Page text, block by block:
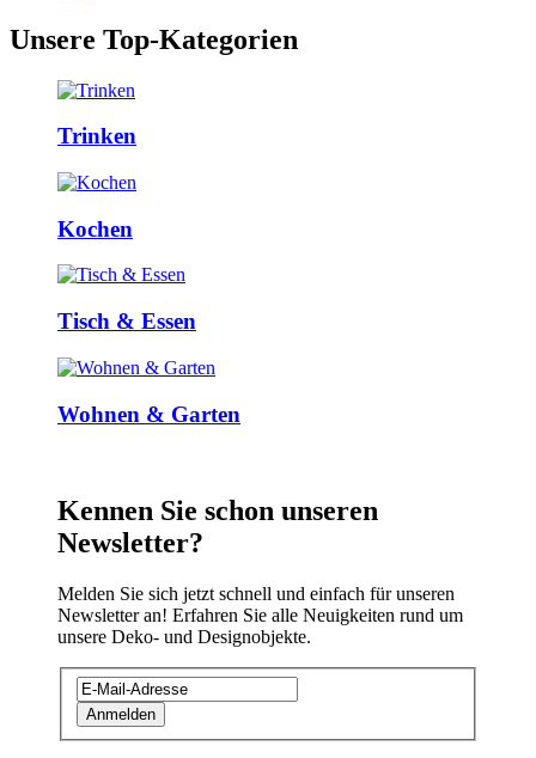
Unsere Top-Kategorien
Trinken
Kochen
Tisch & Essen
Wohnen & Garten
Kennen Sie schon unseren
Newsletter?
Melden Sie sich jetzt schnell und einfach für unseren
Newsletter an! Erfahren Sie alle Neuigkeiten rund um
unsere Deko- und Designobjekte.
Anmelden